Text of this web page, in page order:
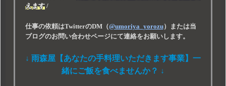
えます/
仕事の依頼はTwitterのDM（@umoriya_yorozu）または当
ブログのお問い合わせページにて連絡をお願いします。
↓ 雨森屋【あなたの手料理いただきます事業】一
緒にご飯を食べませんか？ ↓